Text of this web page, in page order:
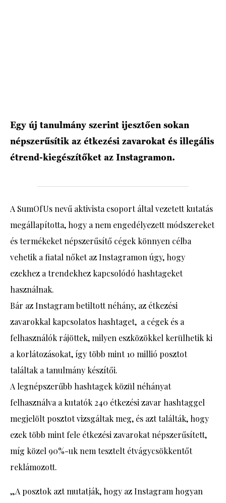
Egy új tanulmány szerint ijesztően sokan
népszerűsítik az étkezési zavarokat és illegális
étrend-kiegészítőket az Instagramon.
A SumOfUs nevű aktivista csoport által vezetett kutatás
megállapította, hogy a nem engedélyezett módszereket
és termékeket népszerűsítő cégek könnyen célba
vehetik a fiatal nőket az Instagramon úgy, hogy
ezekhez a trendekhez kapcsolódó hashtageket
használnak.
Bár az Instagram betiltott néhány, az étkezési
zavarokkal kapcsolatos hashtaget, a cégek és a
felhasználók rájöttek, milyen eszközökkel kerülhetik ki
a korlátozásokat, így több mint 10 millió posztot
találtak a tanulmány készítői.
A legnépszerűbb hashtagek közül néhányat
felhasználva a kutatók 240 étkezési zavar hashtaggel
megjelölt posztot vizsgáltak meg, és azt találták, hogy
ezek több mint fele étkezési zavarokat népszerűsített,
míg közel 90%-uk nem tesztelt étvágycsökkentőt
reklámozott.
„A posztok azt mutatják, hogy az Instagram hogyan